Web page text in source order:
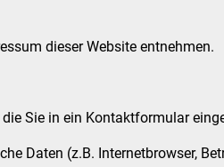
dieser Website entnehmen.
Sie in ein Kontaktformular
Daten (z.B. Internetbrowser,